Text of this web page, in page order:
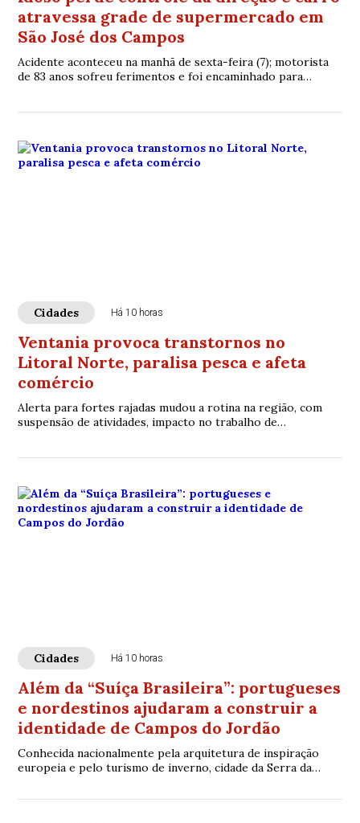
atravessa grade de supermercado em
São José dos Campos
Acidente aconteceu na manhã de sexta-feira (7); motorista
de 83 anos sofreu ferimentos e foi encaminhado para
Cidades Há 10 horas
Ventania provoca transtornos no
Litoral Norte, paralisa pesca e afeta
comércio
Alerta para fortes rajadas mudou a rotina na região, com
suspensão de atividades, impacto no trabalho de
Cidades Há 10 horas
Além da “Suíça Brasileira”: portugueses
e nordestinos ajudaram a construir a
identidade de Campos do Jordão
Conhecida nacionalmente pela arquitetura de inspiração
europeia e pelo turismo de inverno, cidade da Serra da
contribuição de diferentes grupos que chegaram ao